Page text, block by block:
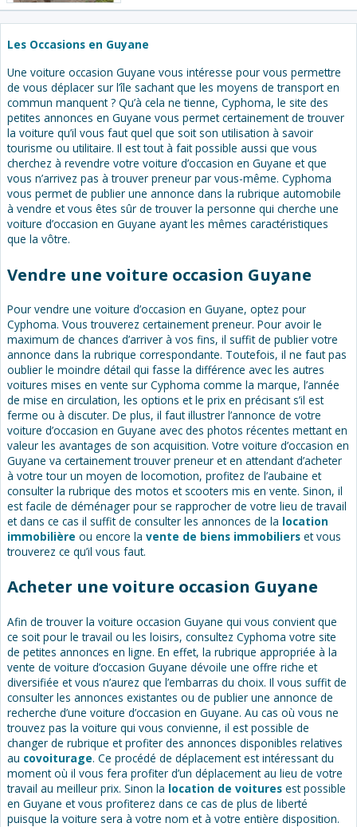
Les Occasions en Guyane
Une voiture occasion Guyane vous intéresse pour vous permettre
de vous déplacer sur l’île sachant que les moyens de transport en
commun manquent ? Qu’à cela ne tienne, Cyphoma, le site des
petites annonces en Guyane vous permet certainement de trouver
la voiture qu’il vous faut quel que soit son utilisation à savoir
tourisme ou utilitaire. Il est tout à fait possible aussi que vous
cherchez à revendre votre voiture d’occasion en Guyane et que
vous n’arrivez pas à trouver preneur par vous-même. Cyphoma
vous permet de publier une annonce dans la rubrique automobile
à vendre et vous êtes sûr de trouver la personne qui cherche une
voiture d’occasion en Guyane ayant les mêmes caractéristiques
que la vôtre.
Vendre une voiture occasion Guyane
Pour vendre une voiture d’occasion en Guyane, optez pour
Cyphoma. Vous trouverez certainement preneur. Pour avoir le
maximum de chances d’arriver à vos fins, il suffit de publier votre
annonce dans la rubrique correspondante. Toutefois, il ne faut pas
oublier le moindre détail qui fasse la différence avec les autres
voitures mises en vente sur Cyphoma comme la marque, l’année
de mise en circulation, les options et le prix en précisant s’il est
ferme ou à discuter. De plus, il faut illustrer l’annonce de votre
voiture d’occasion en Guyane avec des photos récentes mettant en
valeur les avantages de son acquisition. Votre voiture d’occasion en
Guyane va certainement trouver preneur et en attendant d’acheter
à votre tour un moyen de locomotion, profitez de l’aubaine et
consulter la rubrique des motos et scooters mis en vente. Sinon, il
est facile de déménager pour se rapprocher de votre lieu de travail
et dans ce cas il suffit de consulter les annonces de la location
immobilière ou encore la vente de biens immobiliers et vous
trouverez ce qu’il vous faut.
Acheter une voiture occasion Guyane
Afin de trouver la voiture occasion Guyane qui vous convient que
ce soit pour le travail ou les loisirs, consultez Cyphoma votre site
de petites annonces en ligne. En effet, la rubrique appropriée à la
vente de voiture d’occasion Guyane dévoile une offre riche et
diversifiée et vous n’aurez que l’embarras du choix. Il vous suffit de
consulter les annonces existantes ou de publier une annonce de
recherche d’une voiture d’occasion en Guyane. Au cas où vous ne
trouvez pas la voiture qui vous convienne, il est possible de
changer de rubrique et profiter des annonces disponibles relatives
au covoiturage. Ce procédé de déplacement est intéressant du
moment où il vous fera profiter d’un déplacement au lieu de votre
travail au meilleur prix. Sinon la location de voitures est possible
en Guyane et vous profiterez dans ce cas de plus de liberté
puisque la voiture sera à votre nom et à votre entière disposition.